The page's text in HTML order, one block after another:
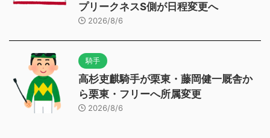
プリークネスS側が日程変更へ
2026/8/6
騎手
高杉吏麒騎手が栗東・藤岡健一厩舎か
ら栗東・フリーへ所属変更
2026/8/6